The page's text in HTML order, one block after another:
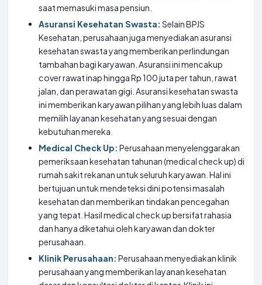
saat memasuki masa pensiun.
Asuransi Kesehatan Swasta: Selain BPJS
Kesehatan, perusahaan juga menyediakan asuransi
kesehatan swasta yang memberikan perlindungan
tambahan bagi karyawan. Asuransi ini mencakup
cover rawat inap hingga Rp 100 juta per tahun, rawat
jalan, dan perawatan gigi. Asuransi kesehatan swasta
ini memberikan karyawan pilihan yang lebih luas dalam
memilih layanan kesehatan yang sesuai dengan
kebutuhan mereka.
Medical Check Up: Perusahaan menyelenggarakan
pemeriksaan kesehatan tahunan (medical check up) di
rumah sakit rekanan untuk seluruh karyawan. Hal ini
bertujuan untuk mendeteksi dini potensi masalah
kesehatan dan memberikan tindakan pencegahan
yang tepat. Hasil medical check up bersifat rahasia
dan hanya diketahui oleh karyawan dan dokter
perusahaan.
Klinik Perusahaan: Perusahaan menyediakan klinik
perusahaan yang memberikan layanan kesehatan